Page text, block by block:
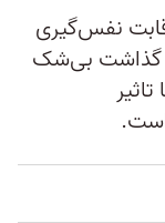
نفس‌گیری
گذاشت بی‌شک